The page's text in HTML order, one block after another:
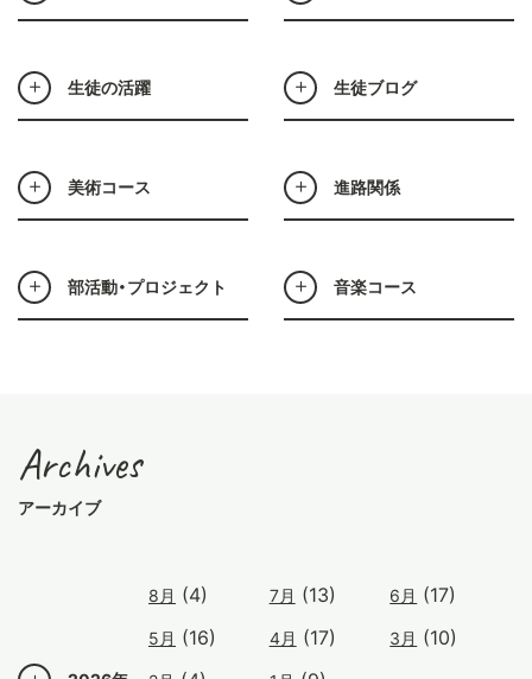
生徒の活躍 生徒ブログ
美術コース 進路関係
部活動・プロジェクト 音楽コース
Archives
アーカイブ
8月 (4) 7月 (13) 6月 (17)
5月 (16) 4月 (17) 3月 (10)